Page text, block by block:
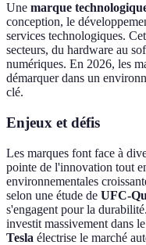
Une marque
conception, le
services technologiques.
secteurs, du hardware au
numériques. En 2026, les
démarquer dans un
clé.
Enjeux et défis
Les marques font face à
pointe de l'innovation tout
environnementales
selon une étude de UFC-
s'engagent pour la
investit massivement dans
Tesla électrise le marché